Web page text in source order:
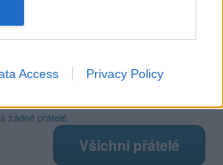
Access Privacy Policy
celou mou zeď
žádné přátelé.
Všichni přátelé